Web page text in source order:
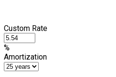
Custom Rate
%
Amortization